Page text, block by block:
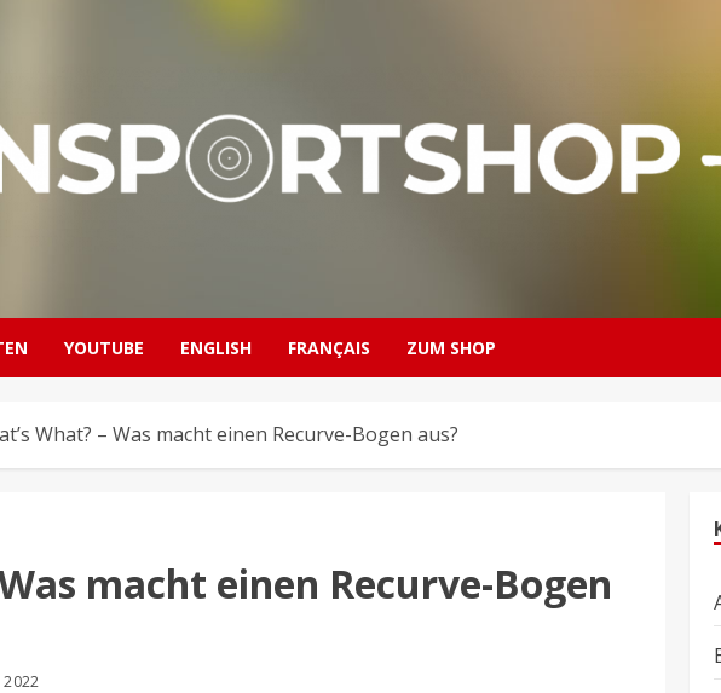
YOUTUBE ENGLISH FRANÇAIS ZUM SHOP
What? – Was macht einen Recurve-Bogen aus?
macht einen Recurve-Bogen
2022